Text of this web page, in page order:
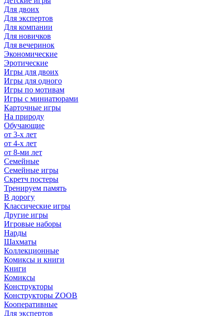
Для двоих
Для экспертов
Для компании
Для новичков
Для вечеринок
Экономические
Эротические
Игры для двоих
Игры для одного
Игры по мотивам
Игры с миниатюрами
Карточные игры
На природу
Обучающие
от 3-х лет
от 4-х лет
от 8-ми лет
Семейные
Семейные игры
Скретч постеры
Тренируем память
В дорогу
Классические игры
Другие игры
Игровые наборы
Нарды
Шахматы
Коллекционные
Комиксы и книги
Книги
Комиксы
Конструкторы
Конструкторы ZOOB
Кооперативные
Для экспертов